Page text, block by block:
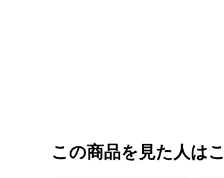
この商品を見た人は